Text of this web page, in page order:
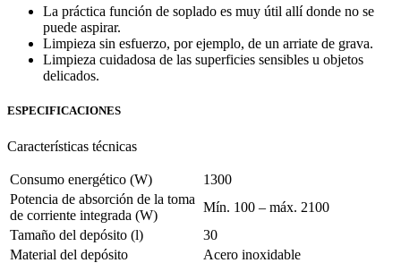
La práctica función de soplado es muy útil allí donde no se
puede aspirar.
Limpieza sin esfuerzo, por ejemplo, de un arriate de grava.
Limpieza cuidadosa de las superficies sensibles u objetos
delicados.
ESPECIFICACIONES
Características técnicas
Consumo energético (W)
1300
Potencia de absorción de la toma
de corriente integrada (W)
Mín. 100 – máx. 2100
Tamaño del depósito (l)
30
Material del depósito
Acero inoxidable